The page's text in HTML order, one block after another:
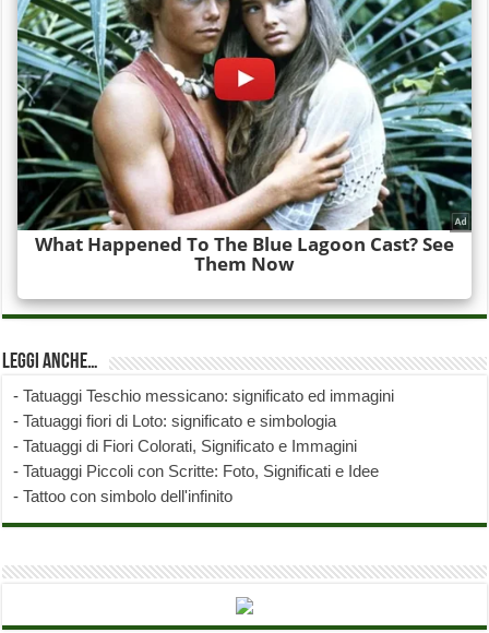
Leggi anche…
-Tatuaggi Teschio messicano: significato ed immagini
-Tatuaggi fiori di Loto: significato e simbologia
-Tatuaggi di Fiori Colorati, Significato e Immagini
-Tatuaggi Piccoli con Scritte: Foto, Significati e Idee
-Tattoo con simbolo dell'infinito